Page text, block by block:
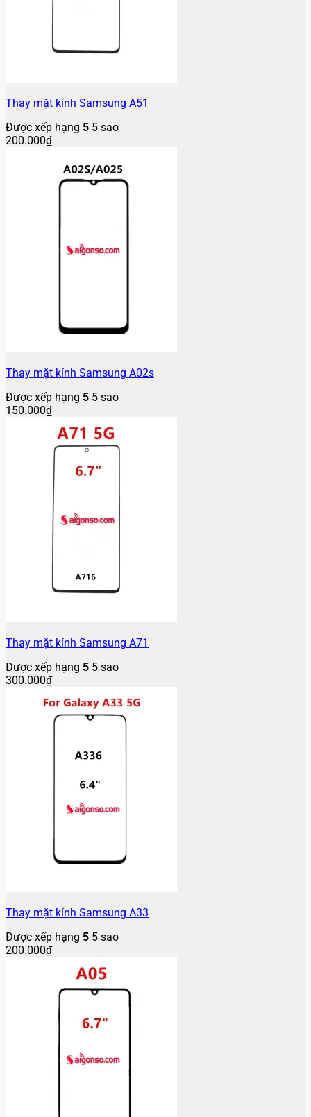
Thay mặt kính Samsung A51
Được xếp hạng 5 5 sao
200.000₫
Thay mặt kính Samsung A02s
Được xếp hạng 5 5 sao
150.000₫
Thay mặt kính Samsung A71
Được xếp hạng 5 5 sao
300.000₫
Thay mặt kính Samsung A33
Được xếp hạng 5 5 sao
200.000₫